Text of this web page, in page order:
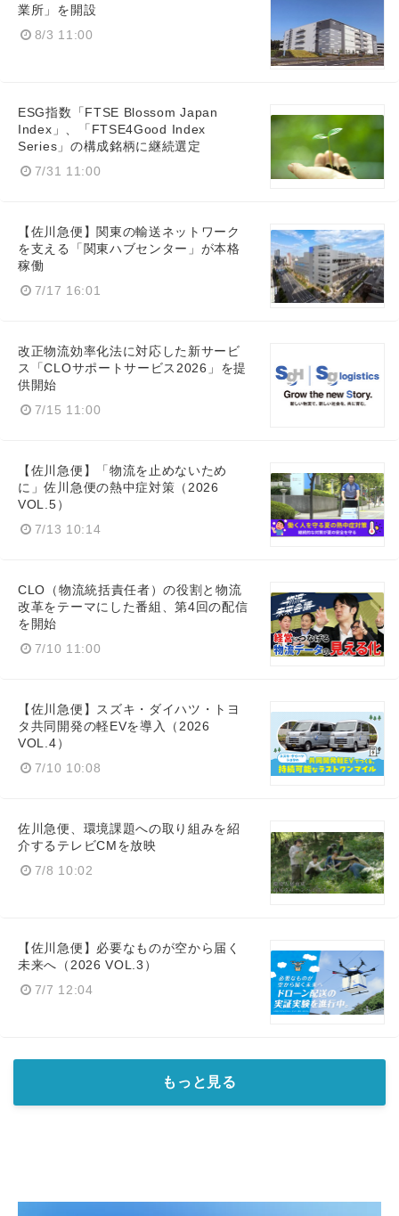
業所」を開設
8/3 11:00
ESG指数「FTSE Blossom Japan
Index」、「FTSE4Good Index
Series」の構成銘柄に継続選定
7/31 11:00
【佐川急便】関東の輸送ネットワーク
を支える「関東ハブセンター」が本格
稼働
7/17 16:01
改正物流効率化法に対応した新サービ
ス「CLOサポートサービス2026」を提
供開始
7/15 11:00
【佐川急便】「物流を止めないため
に」佐川急便の熱中症対策（2026
VOL.5）
7/13 10:14
CLO（物流統括責任者）の役割と物流
改革をテーマにした番組、第4回の配信
を開始
7/10 11:00
【佐川急便】スズキ・ダイハツ・トヨ
タ共同開発の軽EVを導入（2026
VOL.4）
7/10 10:08
佐川急便、環境課題への取り組みを紹
介するテレビCMを放映
7/8 10:02
【佐川急便】必要なものが空から届く
未来へ（2026 VOL.3）
7/7 12:04
もっと見る